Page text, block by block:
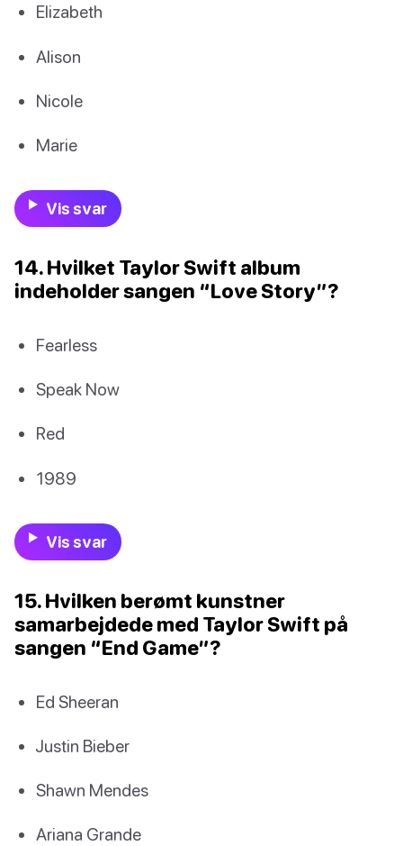
Elizabeth
Alison
Nicole
Marie
Vis svar
14. Hvilket Taylor Swift album
indeholder sangen “Love Story”?
Fearless
Speak Now
Red
1989
Vis svar
15. Hvilken berømt kunstner
samarbejdede med Taylor Swift på
sangen “End Game”?
Ed Sheeran
Justin Bieber
Shawn Mendes
Ariana Grande